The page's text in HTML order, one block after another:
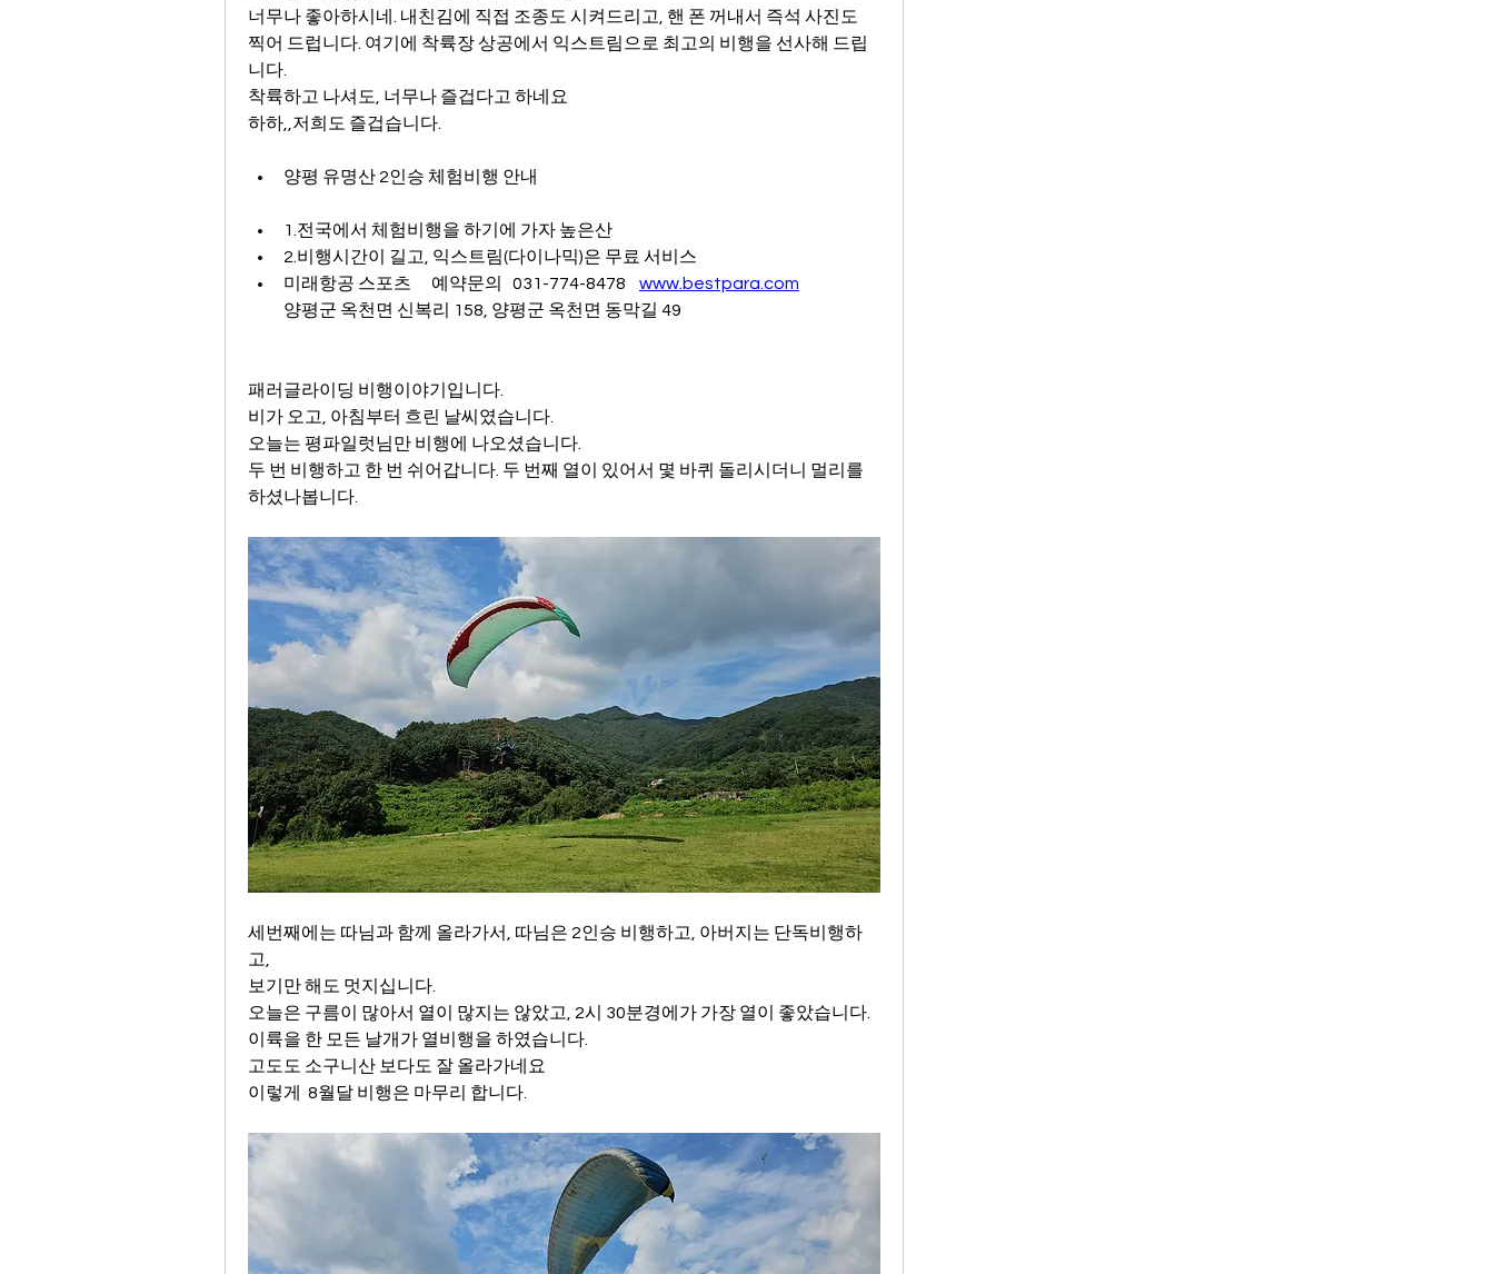
너무나 좋아하시네. 내친김에 직접 조종도 시켜드리고, 핸 폰 꺼내서 즉석 사진도
찍어 드럽니다. 여기에 착륙장 상공에서 익스트림으로 최고의 비행을 선사해 드립
니다.
착륙하고 나셔도, 너무나 즐겁다고 하네요
하하,,저희도 즐겁습니다.
양평 유명산 2인승 체험비행 안내
1.전국에서 체험비행을 하기에 가자 높은산
2.비행시간이 길고, 익스트림(다이나믹)은 무료 서비스
미래항공 스포츠      예약문의   031-774-8478 www.bestpara.com
양평군 옥천면 신복리 158, 양평군 옥천면 동막길 49
패러글라이딩 비행이야기입니다.
비가 오고, 아침부터 흐린 날씨였습니다.
오늘는 평파일럿님만 비행에 나오셨습니다.
두 번 비행하고 한 번 쉬어갑니다. 두 번째 열이 있어서 몇 바퀴 돌리시더니 멀리를
하셨나봅니다.
세번째에는 따님과 함께 올라가서, 따님은 2인승 비행하고, 아버지는 단독비행하
고,
보기만 해도 멋지십니다.
오늘은 구름이 많아서 열이 많지는 않았고, 2시 30분경에가 가장 열이 좋았습니다.
이륙을 한 모든 날개가 열비행을 하였습니다.
고도도 소구니산 보다도 잘 올라가네요
이렇게  8월달 비행은 마무리 합니다.